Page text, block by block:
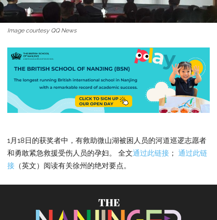
Image courtesy QQ News
1月18日的获奖者中，有救助微山湖被困人员的河道巡逻志愿者
和勇敢紧急救援受伤人员的孕妇。 全文通过此链接 ； 通过此链
接 （英文）阅读有关徐州的绝对要点。